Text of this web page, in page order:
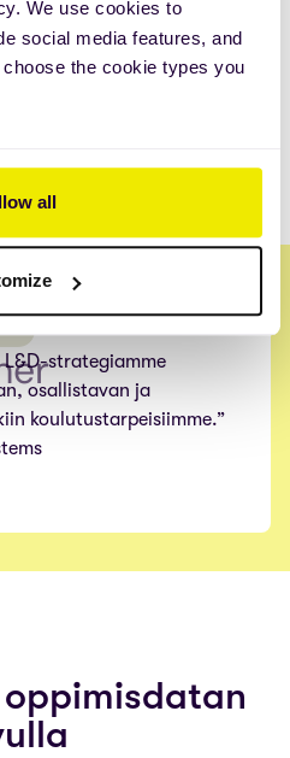
We use cookies to
social media features, and
the cookie types you
all
osaamista joka päivä,
ja kohdentaen
strategiamme
osallistavan ja
koulutustarpeisiimme.”
oppimisdatan